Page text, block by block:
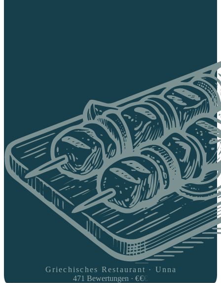
Griechisches Restaurant · Unna
471 Bewertungen ·€€€